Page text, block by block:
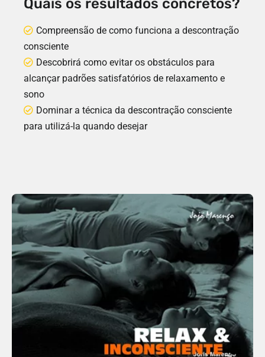
Quais os resultados concretos?
Compreensão de como funciona a descontração
consciente
Descobrirá como evitar os obstáculos para
alcançar padrões satisfatórios de relaxamento e
sono
Dominar a técnica da descontração consciente
para utilizá-la quando desejar